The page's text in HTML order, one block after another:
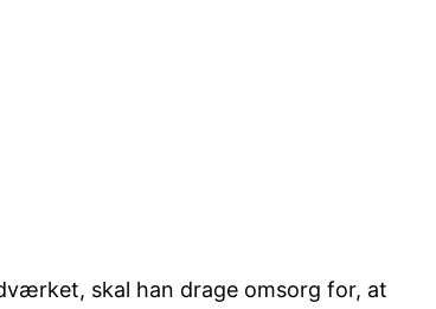
skal han drage omsorg for, at